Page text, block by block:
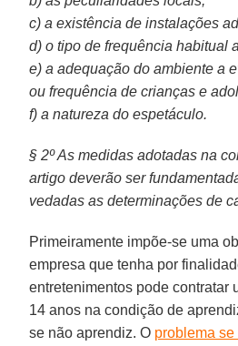
c) a existência de instalações
d) o tipo de frequência habitual
e) a adequação do ambiente a
ou frequência de crianças e
f) a natureza do espetáculo.
§ 2º As medidas adotadas na
artigo deverão ser
vedadas as determinações de
Primeiramente impõe-se uma
empresa que tenha por
entretenimentos pode contratar
14 anos na condição de
se não aprendiz. O problema